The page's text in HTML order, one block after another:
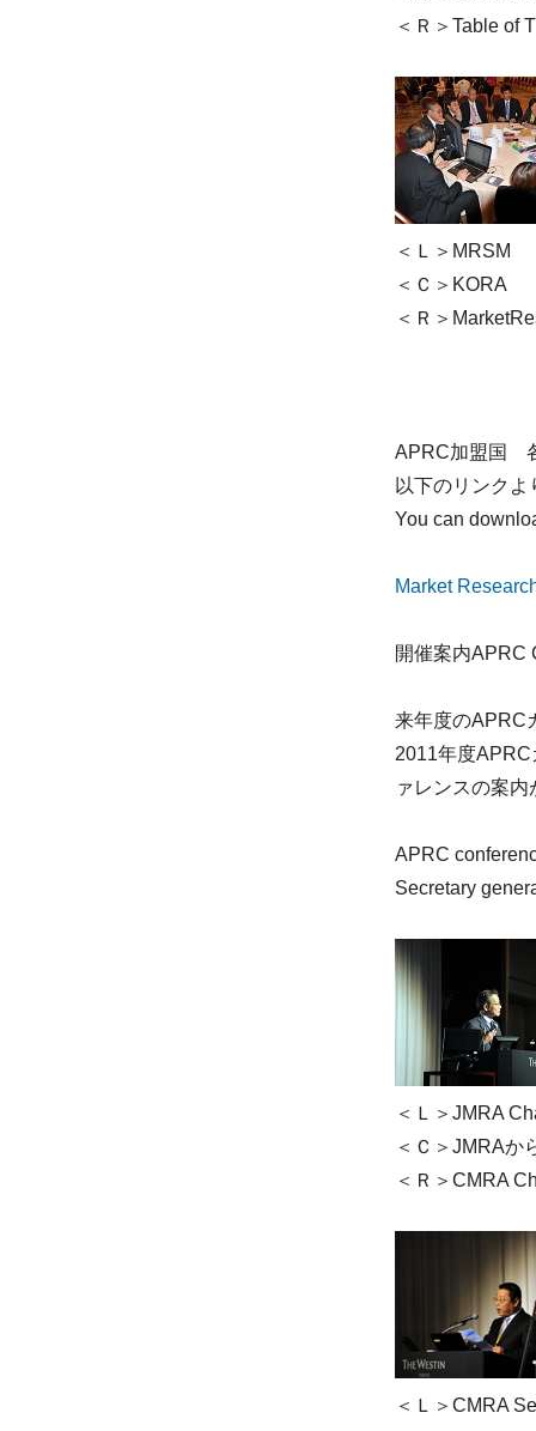
＜Ｒ＞Table of
＜Ｌ＞MRSM
＜Ｃ＞KORA
＜Ｒ＞
APRC加盟国
以下のリンク
You can
Market
開催案内APRC
来年度のAPRC
2011年度
ァレンスの案
APRC
Secretary
＜Ｌ＞JMRA
＜Ｃ＞JMRAか
＜Ｒ＞CMRA
＜Ｌ＞CMRA